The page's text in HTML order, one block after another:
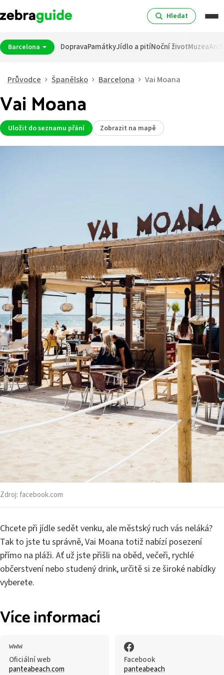
Hledat
Barcelona DopravaPamátkyJídlo a pitíNoční životMuzea
Průvodce Španělsko Barcelona Vai Moana
Vai Moana
Uložit do seznamu přání Zobrazit na mapě
Zdroj:facebook.com
Chcete při jídle sedět venku, ale městský ruch vás neláká?
Tak to jste tu správně, Vai Moana totiž nabízí posezení
přímo na pláži. Ať už jste přišli na oběd, večeři, rychlé
občerstvení nebo studený drink, určitě si ze široké nabídky
vyberete.
Více informací
Oficiální web
panteabeach.com
Facebook
panteabeach